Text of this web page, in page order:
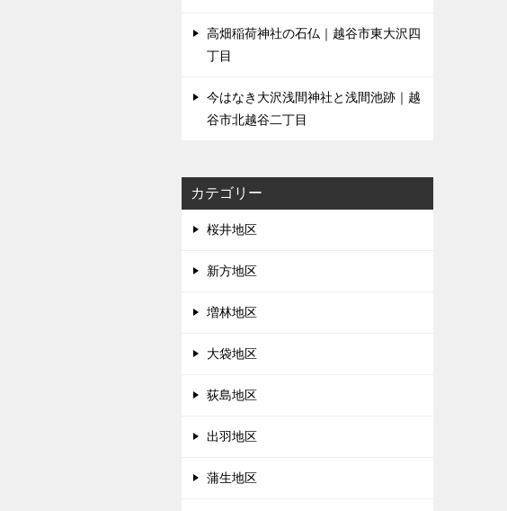
高畑稲荷神社の石仏｜越谷市東大沢四
丁目
今はなき大沢浅間神社と浅間池跡｜越
谷市北越谷二丁目
カテゴリー
桜井地区
新方地区
増林地区
大袋地区
荻島地区
出羽地区
蒲生地区